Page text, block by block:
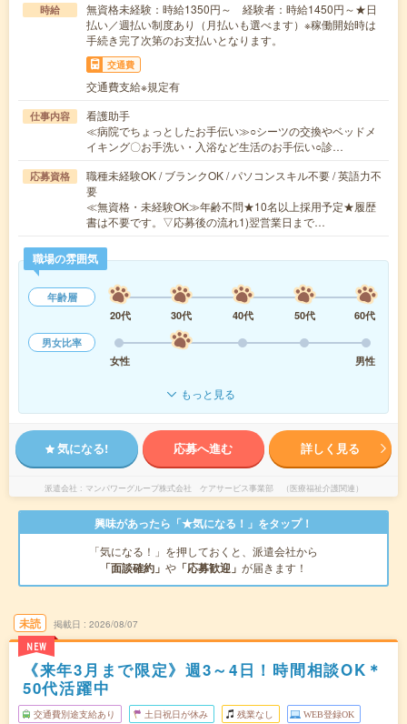
時給
無資格未経験：時給1350円～ 経験者：時給1450円～★日
払い／週払い制度あり（月払いも選べます）※稼働開始時は
手続き完了次第のお支払いとなります。
交通費
交通費支給※規定有
仕事内容
看護助手
≪病院でちょっとしたお手伝い≫○シーツの交換やベッドメ
イキング〇お手洗い・入浴など生活のお手伝い○診…
応募資格
職種未経験OK / ブランクOK / パソコンスキル不要 / 英語力不
要
≪無資格・未経験OK≫年齢不問★10名以上採用予定★履歴
書は不要です。▽応募後の流れ1)翌営業日まで…
職場の雰囲気
年齢層
20代
30代 40代 50代
60代
男女比率
女性
男性
もっと見る
気になる! 応募へ進む 詳しく見る
派遣会社 マンパワーグループ株式会社 ケアサービス事業部 （医療福祉介護関連）
興味があったら「★気になる！」をタップ！
「気になる！」を押しておくと、派遣会社から
「面談確約」 や 「応募歓迎」 が届きます！
未読
NEW
掲載日 2026/08/07
《来年3月まで限定》週3～4日！時間相談OK＊
50代活躍中
交通費別途支給あり 土日祝日が休み 残業なし WEB登録OK